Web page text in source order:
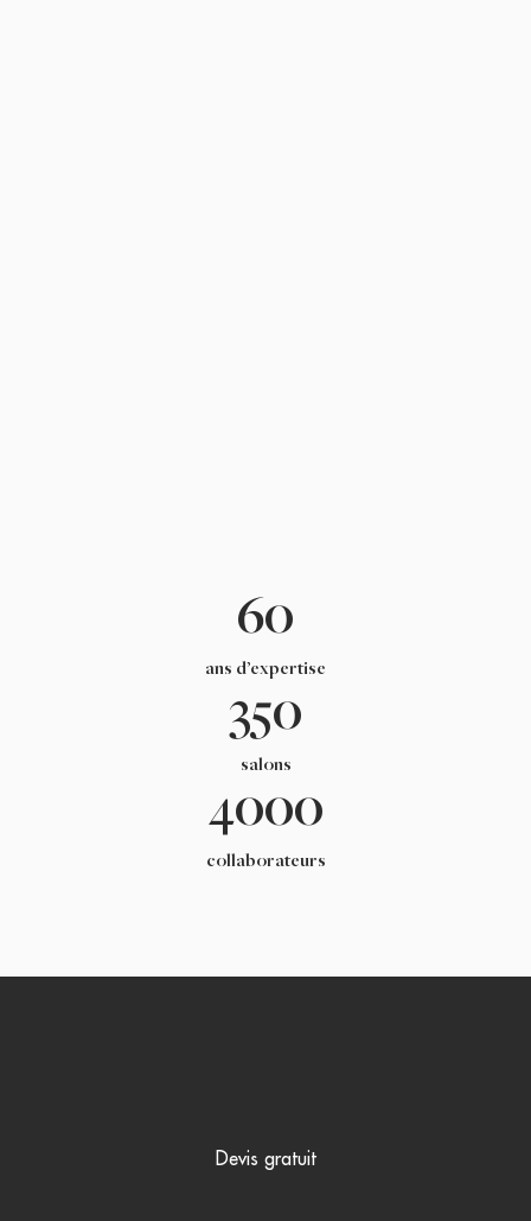
60
ans d’expertise
350
salons
4000
collaborateurs
Devis gratuit